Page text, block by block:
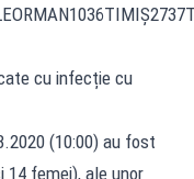
cu infecție cu
(10:00) au fost
14 femei), ale unor